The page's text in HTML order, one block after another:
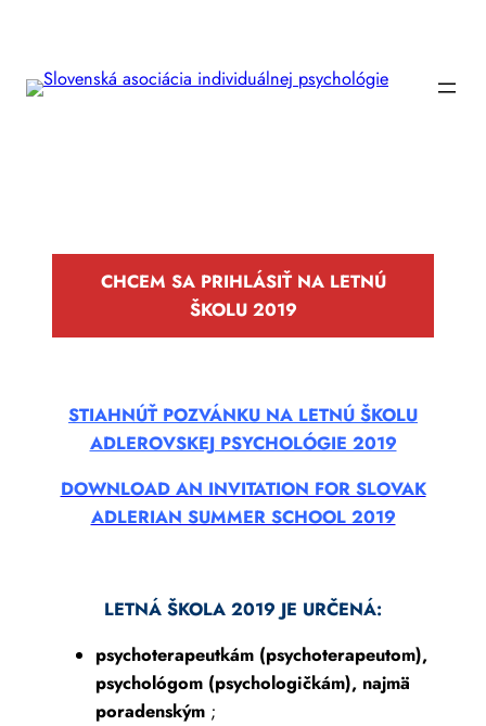
CHCEM SA PRIHLÁSIŤ NA LETNÚ
ŠKOLU 2019
STIAHNÚŤ POZVÁNKU NA LETNÚ ŠKOLU
ADLEROVSKEJ PSYCHOLÓGIE 2019
DOWNLOAD AN INVITATION FOR SLOVAK
ADLERIAN SUMMER SCHOOL 2019
LETNÁ ŠKOLA 2019 JE URČENÁ:
psychoterapeutkám (psychoterapeutom),
psychológom (psychologičkám), najmä
poradenským ;